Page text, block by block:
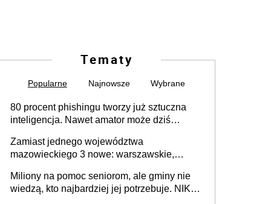
Tematy
Popularne Najnowsze Wybrane
80 procent phishingu tworzy już sztuczna
inteligencja. Nawet amator może dziś
Zamiast jednego województwa
mazowieckiego 3 nowe: warszawskie,
Europie nie ma tak dużych jednostek
stołecznych
Miliony na pomoc seniorom, ale gminy nie
wiedzą, kto najbardziej jej potrzebuje. NIK